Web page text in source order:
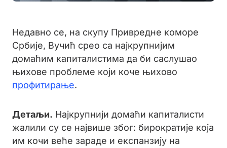
Недавно се, на скупу Привредне коморе
Србије, Вучић срео са најкрупнијим
домаћим капиталистима да би саслушао
њихове проблеме који коче њихово
профитирање.
Детаљи. Најкрупнији домаћи капиталисти
жалили су се највише због: бирократије која
им кочи веће зараде и експанзију на